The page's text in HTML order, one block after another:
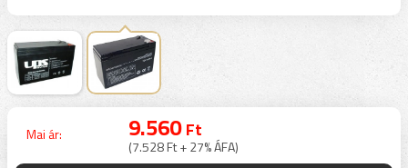
Mai ár: 9.560Ft
(7.528 Ft + 27% ÁFA)